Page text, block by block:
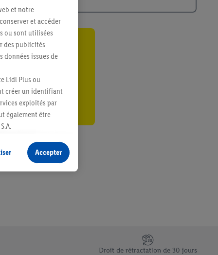
Droit de rétractation de 30 jours
et notre
et accéder
ou sont utilisées
des publicités
données issues de
Lidl Plus ou
créer un identifiant
exploités par
également être
sans procéder à
terminaux ou
échéant, d’autres
à tout moment
Accepter